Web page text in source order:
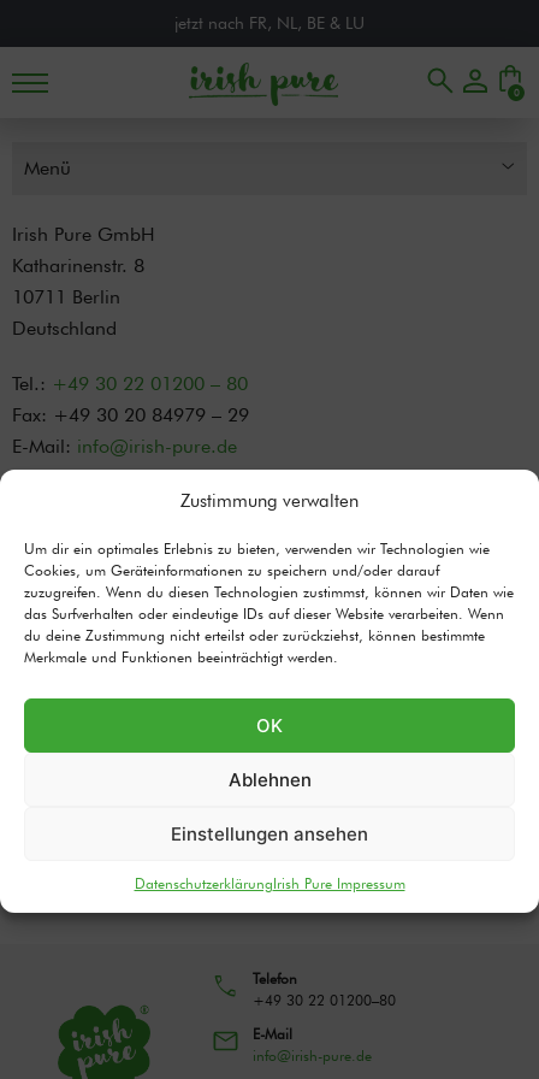
Zustimmung verwalten
Um dir ein optimales Erlebnis zu bieten, verwenden wir Technologien wie
Cookies, um Geräteinformationen zu speichern und/oder darauf
zuzugreifen. Wenn du diesen Technologien zustimmst, können wir Daten wie
das Surfverhalten oder eindeutige IDs auf dieser Website verarbeiten. Wenn
du deine Zustimmung nicht erteilst oder zurückziehst, können bestimmte
Merkmale und Funktionen beeinträchtigt werden.
OK
Ablehnen
Einstellungen ansehen
DatenschutzerklärungIrish Pure Impressum
jetzt nach FR, NL, BE & LU
0
Irish Pure GmbH
Katharinenstr. 8
10711 Berlin
Deutschland
Tel.: +49 30 22 01200 – 80
Fax: +49 30 20 84979 – 29
E-Mail: info@irish-pure.de
Registergericht: AG Berlin Charlottenburg
Geschäftsführer: Daniel Neumann, Stefan Hansen
Umsatzsteuer-Identifikationsnummer gemäß § 27 a
Plattform der EU-Kommission zur Online-Streitbeilegung:
vor einer Verbraucherschlichtungsstelle weder verpflichtet
Telefon
+49 30 22 01200–80
E-Mail
info@irish-pure.de